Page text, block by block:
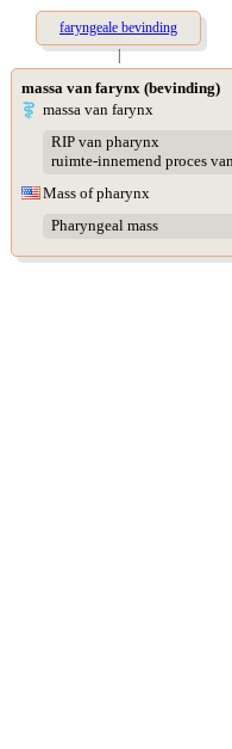
faryngeale bevinding
|
massa van farynx (bevinding)
massa van farynx
RIP van pharynx
ruimte-innemend proces
Mass of pharynx
Pharyngeal mass